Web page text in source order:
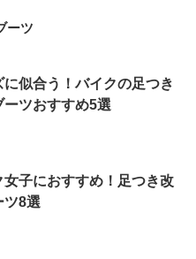
ーツ
に似合う！バイクの足つき
ーツおすすめ5選
女子におすすめ！足つき改
ツ8選